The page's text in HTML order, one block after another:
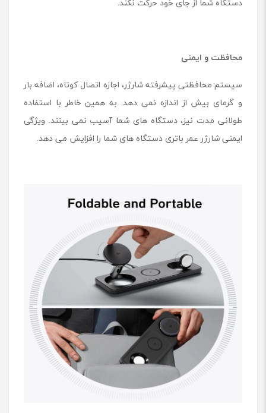
محافظت و ایمنی
سیستم محافظتی پیشرفته شارژر، اجازه اتصال کوتاه، اضافه بار
و گرمای بیش از اندازه نمی دهد. به همین خاطر با استفاده
طولانی مدت نیز، دستگاه های شما آسیب نمی بینند. ویژگی
ایمنی شارژر عمر باتری دستگاه های شما را افزایش می دهد.